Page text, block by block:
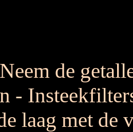
Neem de
-
laag met de